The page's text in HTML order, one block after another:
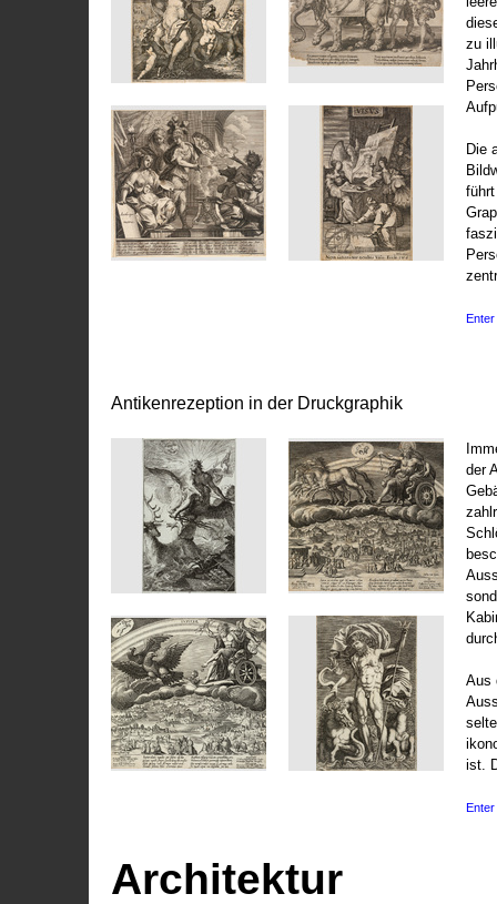
zu
Die
Enter
Antikenrezeption in der Druckgraphik
der
Aus
ist.
Enter
Architektur